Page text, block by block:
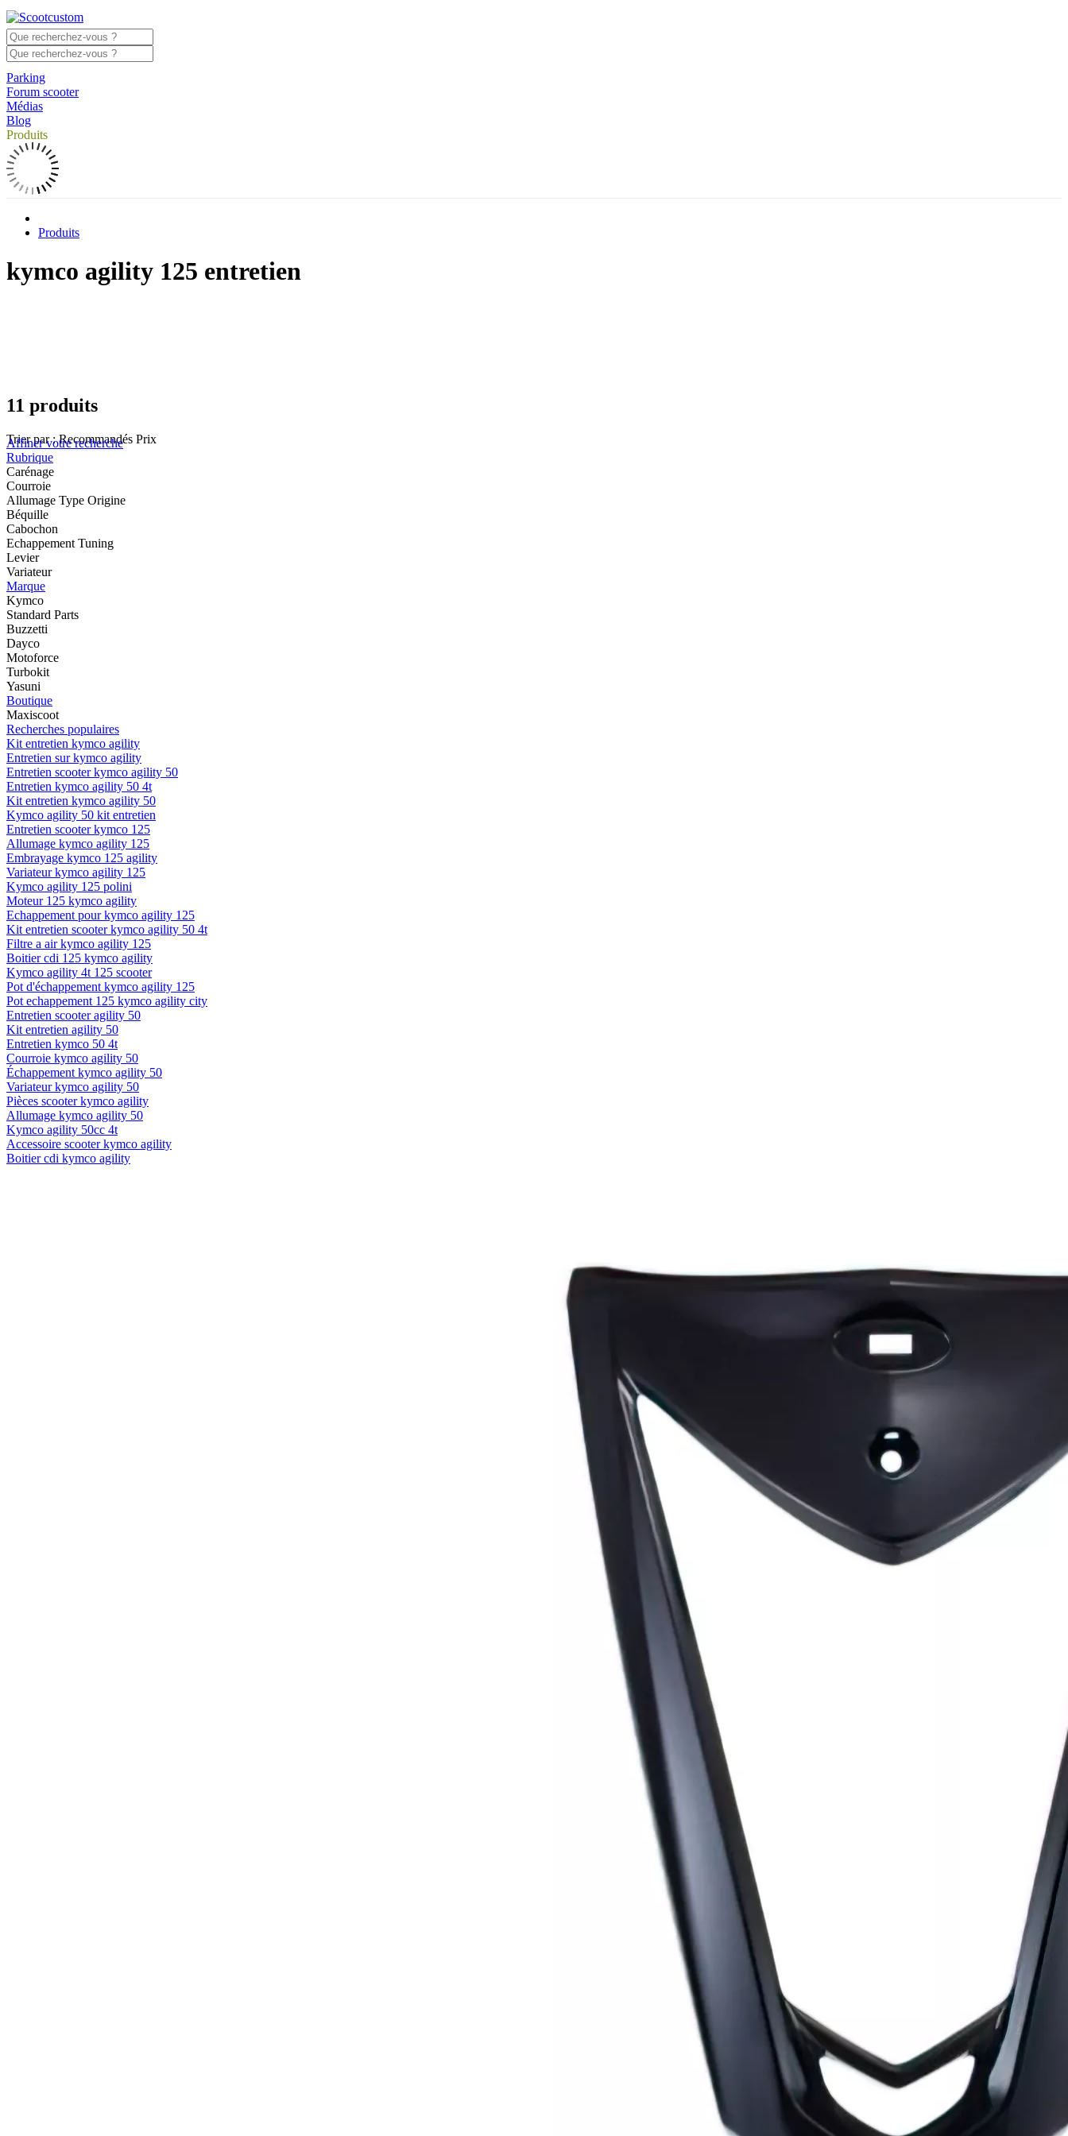
Parking
Forum scooter
Médias
Blog
Produits
Produits
kymco agility 125 entretien
11 produits
Trier par : Recommandés Prix
Affiner votre recherche
Rubrique
Carénage
Courroie
Allumage Type Origine
Béquille
Cabochon
Echappement Tuning
Levier
Variateur
Marque
Kymco
Standard Parts
Buzzetti
Dayco
Motoforce
Turbokit
Yasuni
Boutique
Maxiscoot
Recherches populaires
Kit entretien kymco agility
Entretien sur kymco agility
Entretien scooter kymco agility 50
Entretien kymco agility 50 4t
Kit entretien kymco agility 50
Kymco agility 50 kit entretien
Entretien scooter kymco 125
Allumage kymco agility 125
Embrayage kymco 125 agility
Variateur kymco agility 125
Kymco agility 125 polini
Moteur 125 kymco agility
Echappement pour kymco agility 125
Kit entretien scooter kymco agility 50 4t
Filtre a air kymco agility 125
Boitier cdi 125 kymco agility
Kymco agility 4t 125 scooter
Pot d'échappement kymco agility 125
Pot echappement 125 kymco agility city
Entretien scooter agility 50
Kit entretien agility 50
Entretien kymco 50 4t
Courroie kymco agility 50
Échappement kymco agility 50
Variateur kymco agility 50
Pièces scooter kymco agility
Allumage kymco agility 50
Kymco agility 50cc 4t
Accessoire scooter kymco agility
Boitier cdi kymco agility